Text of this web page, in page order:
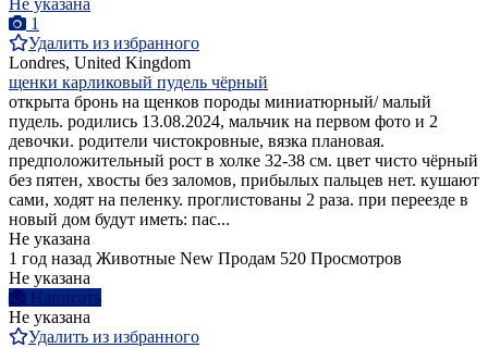
Не указана
1
Удалить из избранного
Londres, United Kingdom
щенки карликовый пудель чёрный
открыта бронь на щенков породы миниатюрный/ малый
пудель. родились 13.08.2024, мальчик на первом фото и 2
девочки. родители чистокровные, вязка плановая.
предположительный рост в холке 32-38 см. цвет чисто чёрный
без пятен, хвосты без заломов, прибылых пальцев нет. кушают
сами, ходят на пеленку. проглистованы 2 раза. при переезде в
новый дом будут иметь: пас...
Не указана
1 год назад Животные New Продам 520 Просмотров
Не указана
Написать
Не указана
Удалить из избранного